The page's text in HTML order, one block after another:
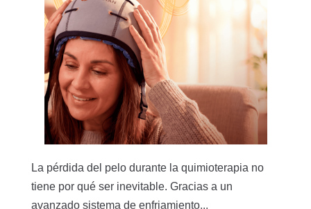
La pérdida del pelo durante la quimioterapia no
tiene por qué ser inevitable. Gracias a un
avanzado sistema de enfriamiento...